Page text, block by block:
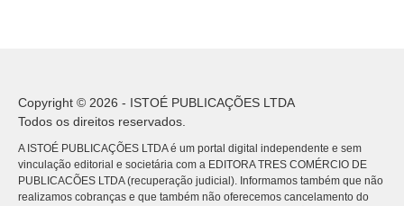
Copyright © 2026 - ISTOÉ PUBLICAÇÕES LTDA
Todos os direitos reservados.
A ISTOÉ PUBLICAÇÕES LTDA é um portal digital independente e sem
vinculação editorial e societária com a EDITORA TRES COMÉRCIO DE
PUBLICACÕES LTDA (recuperação judicial). Informamos também que não
realizamos cobranças e que também não oferecemos cancelamento do